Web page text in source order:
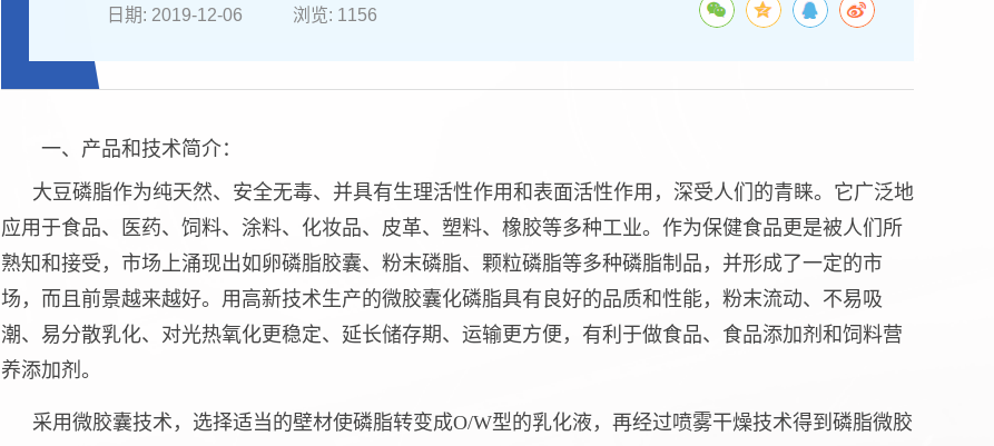
日期: 2019-12-06 浏览: 1156
一、产品和技术简介：
大豆磷脂作为纯天然、安全无毒、并具有生理活性作用和表面活性作用，深受人们的青睐。它广泛地
应用于食品、医药、饲料、涂料、化妆品、皮革、塑料、橡胶等多种工业。作为保健食品更是被人们所
熟知和接受，市场上涌现出如卵磷脂胶囊、粉末磷脂、颗粒磷脂等多种磷脂制品，并形成了一定的市
场，而且前景越来越好。用高新技术生产的微胶囊化磷脂具有良好的品质和性能，粉末流动、不易吸
潮、易分散乳化、对光热氧化更稳定、延长储存期、运输更方便，有利于做食品、食品添加剂和饲料营
养添加剂。
采用微胶囊技术，选择适当的壁材使磷脂转变成O/W型的乳化液，再经过喷雾干燥技术得到磷脂微胶